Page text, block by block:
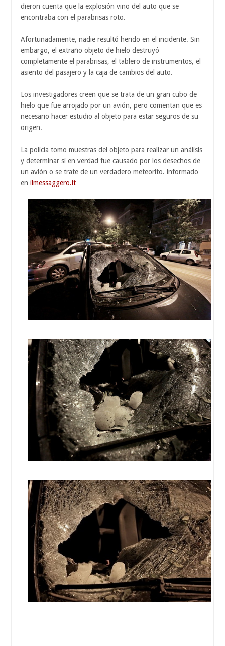
dieron cuenta que la explosión vino del auto que se
encontraba con el parabrisas roto.
Afortunadamente, nadie resultó herido en el incidente. Sin
embargo, el extraño objeto de hielo destruyó
completamente el parabrisas, el tablero de instrumentos, el
asiento del pasajero y la caja de cambios del auto.
Los investigadores creen que se trata de un gran cubo de
hielo que fue arrojado por un avión, pero comentan que es
necesario hacer estudio al objeto para estar seguros de su
origen.
La policía tomo muestras del objeto para realizar un análisis
y determinar si en verdad fue causado por los desechos de
un avión o se trate de un verdadero meteorito. informado
en ilmessaggero.it